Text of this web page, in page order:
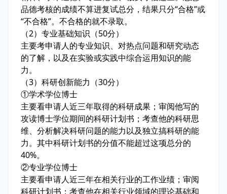
品德考核的成绩不算进复试总分，结果只分“合格”或
“不合格”。不合格的就不录取。
（2）专业基础知识（50分）
主要考申请人的专业知识、对热点问题和研究动态
的了解，以及在实验或实践中综合运用知识的能
力。
（3）科研创新能力（30分）
①学术学位博士
主要看申请人近三年取得的科研成果；审阅他写的
攻读博士学位期间的科研计划书；考查他的科研思
维、分析解决科研问题的能力以及独立搞科研的能
力。其中科研计划书的分值不能超过这项总分的
40%。
②专业学位博士
主要看申请人近三年在相关行业的工作业绩；审阅
科研计划书；考查他在相关行业领域的理论基础和